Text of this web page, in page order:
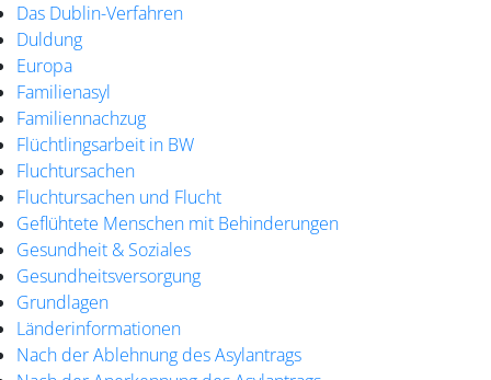
Das Dublin-Verfahren
Duldung
Europa
Familienasyl
Familiennachzug
Flüchtlingsarbeit in BW
Fluchtursachen
Fluchtursachen und Flucht
Geflühtete Menschen mit Behinderungen
Gesundheit & Soziales
Gesundheitsversorgung
Grundlagen
Länderinformationen
Nach der Ablehnung des Asylantrags